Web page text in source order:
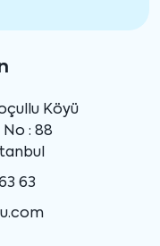
Köyü
No : 88
63